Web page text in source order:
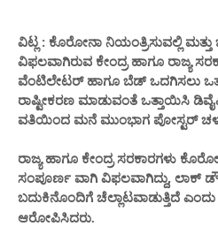
ವಿಟ್ಲ : ಕೊರೋನಾ ನಿಯಂತ್ರಿಸುವಲ್ಲಿ
ವಿಫಲವಾಗಿರುವ ಕೇಂದ್ರ ಹಾಗೂ ರಾಜ್ಯ
ವೆಂಟಿಲೇಟರ್ ಹಾಗೂ ಬೆಡ್ ಒದಗಿಸಲು
ರಾಷ್ಟೀಕರಣ ಮಾಡುವಂತೆ ಒತ್ತಾಯಿಸಿ
ವತಿಯಿಂದ ಮನೆ ಮುಂಭಾಗ ಪೋಸ್ಟರ್
ರಾಜ್ಯ ಹಾಗೂ ಕೇಂದ್ರ ಸರಕಾರಗಳು
ಸಂಪೂರ್ಣ ವಾಗಿ ವಿಫಲವಾಗಿದ್ದು, ಲಾಕ್
ಬದುಕಿನೊಂದಿಗೆ ಚೆಲ್ಲಾಟವಾಡುತ್ತಿದೆ ಎಂದು
ಆರೋಪಿಸಿದರು.